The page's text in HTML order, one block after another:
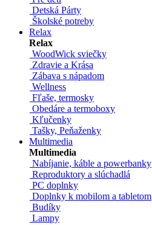
Detská Párty
Školské potreby
Relax
Relax
WoodWick sviečky
Zdravie a Krása
Zábava s nápadom
Wellness
Fľaše, termosky
Obedáre a termoboxy
Kľučenky
Tašky, Peňaženky
Multimedia
Multimedia
Nabíjanie, káble a powerbanky
Reproduktory a slúchadlá
PC doplnky
Doplnky k mobilom a tabletom
Budíky
Lampy